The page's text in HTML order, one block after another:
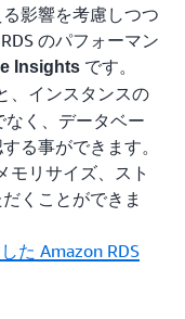
影響を考慮しつつ
のパフォーマン
Insights です。
、インスタンスの
なく、データベー
る事ができます。
モリサイズ、スト
くことができま
た Amazon RDS